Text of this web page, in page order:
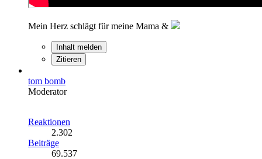
Mein Herz schlägt für meine Mama &
Inhalt melden
Zitieren
tom bomb
Moderator
Reaktionen
2.302
Beiträge
69.537